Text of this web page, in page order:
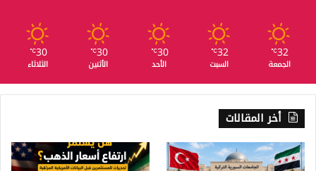
32
℃
الجمعة
32
℃
السبت
30
℃
الأحد
30
℃
الأثنين
30
℃
الثلاثاء
أخر المقالات